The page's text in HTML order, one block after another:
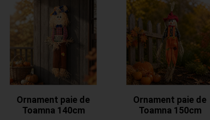
Ornament paie de
Toamna 140cm
Ornament paie de
Toamna 150cm